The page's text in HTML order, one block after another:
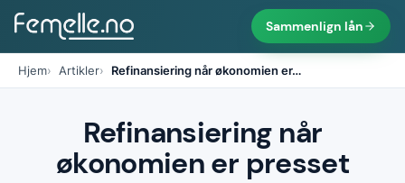
Sammenlign lån
Hjem Artikler Refinansiering når økonomien er…
Refinansiering når
økonomien er presset